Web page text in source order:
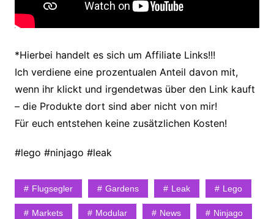
*Hierbei handelt es sich um Affiliate Links!!!
Ich verdiene eine prozentualen Anteil davon mit,
wenn ihr klickt und irgendetwas über den Link kauft
– die Produkte dort sind aber nicht von mir!
Für euch entstehen keine zusätzlichen Kosten!
#lego #ninjago #leak
Flugsegler Gardens Leak Lego
Markets Modular News Ninjago